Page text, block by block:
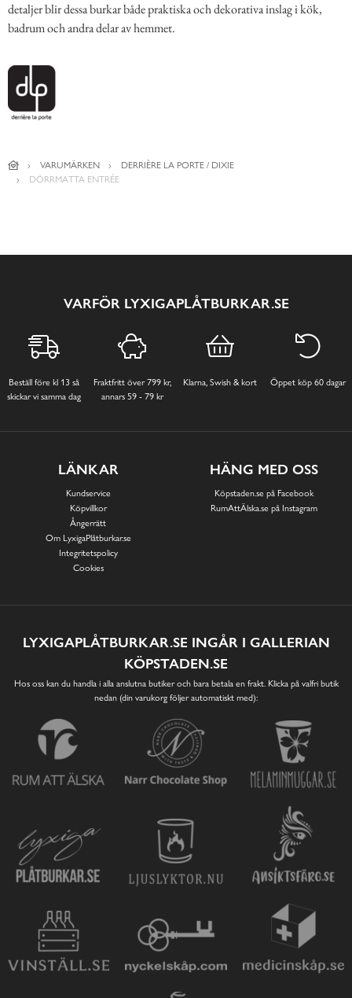
detaljer blir dessa burkar både praktiska och dekorativa inslag i kök,
badrum och andra delar av hemmet.
VARUMÄRKEN
DERRIÈRE LA PORTE / DIXIE
DÖRRMATTA ENTRÉE
VARFÖR LYXIGAPLÅTBURKAR.SE
Beställ före kl 13 så
skickar vi samma dag
Fraktfritt över 799 kr,
annars 59 - 79 kr
Klarna, Swish & kort Öppet köp 60 dagar
LÄNKAR
Kundservice
Köpvillkor
Ångerrätt
Om LyxigaPlåtburkar.se
Integritetspolicy
Cookies
HÄNG MED OSS
Köpstaden.se på Facebook
RumAttÄlska.se på Instagram
LYXIGAPLÅTBURKAR.SE INGÅR I GALLERIAN
KÖPSTADEN.SE
Hos oss kan du handla i alla anslutna butiker och bara betala en frakt. Klicka på valfri butik
nedan (din varukorg följer automatiskt med):